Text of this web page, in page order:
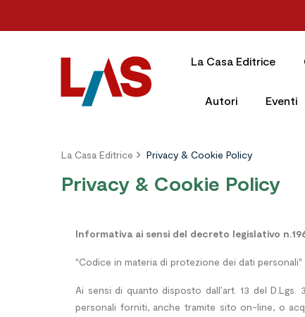
La Casa Editrice
Autori Eventi
La Casa Editrice Privacy & Cookie Policy
Privacy & Cookie Policy
Informativa ai sensi del decreto legislativo
"Codice in materia di protezione dei dati personali"
Ai sensi di quanto disposto dall’art. 13 del
personali forniti, anche tramite sito on-line, o